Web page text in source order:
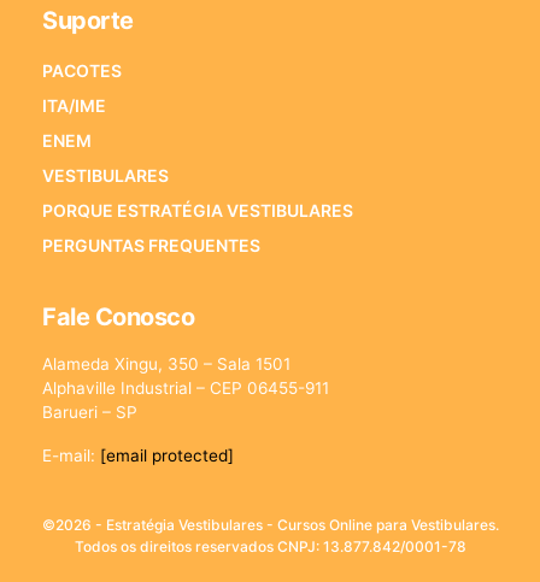
Suporte
PACOTES
ITA/IME
ENEM
VESTIBULARES
PORQUE ESTRATÉGIA VESTIBULARES
PERGUNTAS FREQUENTES
Fale Conosco
Alameda Xingu, 350 – Sala 1501
Alphaville Industrial – CEP 06455-911
Barueri – SP
E-mail: [email protected]
©2026 - Estratégia Vestibulares - Cursos Online para Vestibulares.
Todos os direitos reservados CNPJ: 13.877.842/0001-78